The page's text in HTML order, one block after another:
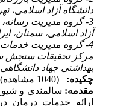
دانشگاه آزاد اسلامی،
3- گروه مدیریت رسانه،
آزاد اسلامی، سمنان،
4- گروه مدیریت خدمات
مرکز تحقیقات سنجش
بهداشتی جهاد دانشگاهی
چکیده:
مقدمه:سالمندی و شیوع
ارائه خدمات درمان